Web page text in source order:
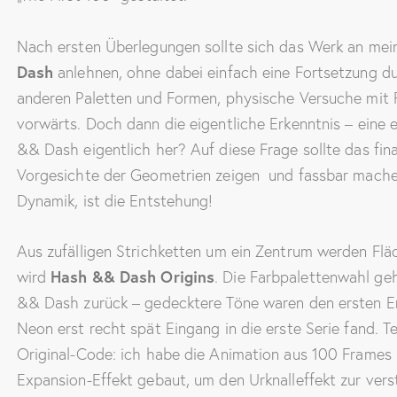
Nach ersten Überlegungen sollte sich das Werk an
Dash anlehnen, ohne dabei einfach eine Fortsetzung
anderen Paletten und Formen, physische Versuche
vorwärts. Doch dann die eigentliche Erkenntnis – eine
&& Dash eigentlich her? Auf diese Frage sollte das
Vorgesichte der Geometrien zeigen und fassbar
Dynamik, ist die Entstehung!
Aus zufälligen Strichketten um ein Zentrum werden
wird Hash && Dash Origins. Die Farbpalettenwahl
&& Dash zurück – gedecktere Töne waren den ersten
Neon erst recht spät Eingang in die erste Serie fand.
Original-Code: ich habe die Animation aus 100
Expansion-Effekt gebaut, um den Urknalleffekt zur